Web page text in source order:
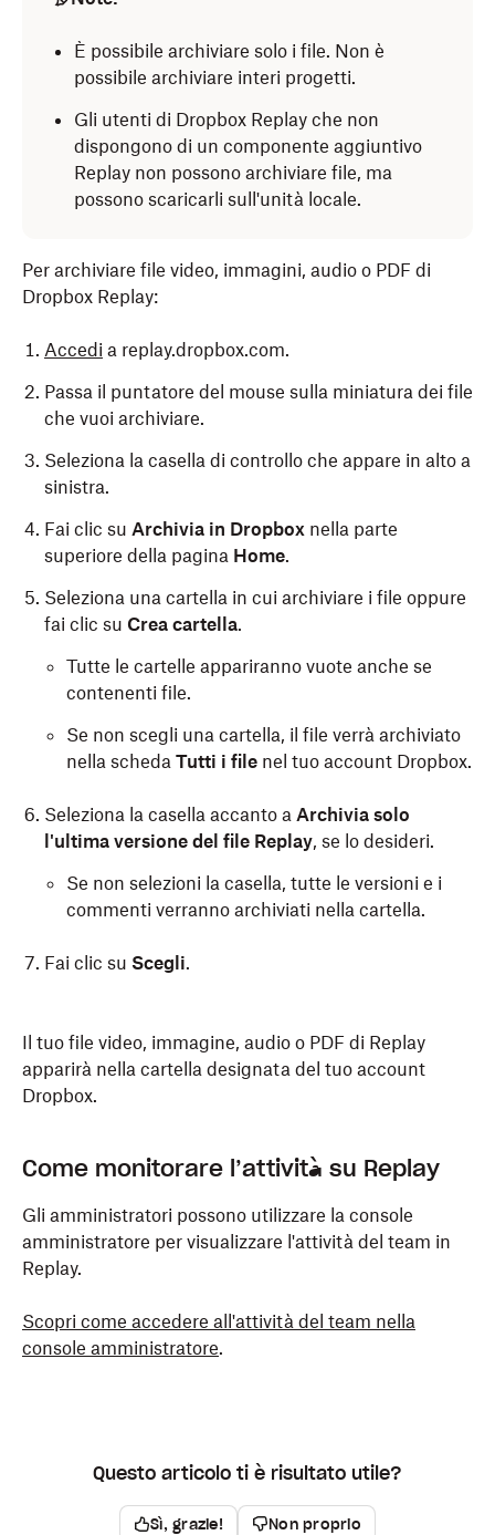
È possibile archiviare solo i file. Non è
possibile archiviare interi progetti.
Gli utenti di Dropbox Replay che non
dispongono di un componente aggiuntivo
Replay non possono archiviare file, ma
possono scaricarli sull'unità locale.
Per archiviare file video, immagini, audio o PDF di
Dropbox Replay:
Accedi a replay.dropbox.com.
Passa il puntatore del mouse sulla miniatura dei file
che vuoi archiviare.
Seleziona la casella di controllo che appare in alto a
sinistra.
Fai clic su Archivia in Dropbox nella parte
superiore della pagina Home.
Seleziona una cartella in cui archiviare i file oppure
fai clic su Crea cartella.
Tutte le cartelle appariranno vuote anche se
contenenti file.
Se non scegli una cartella, il file verrà archiviato
nella scheda Tutti i file nel tuo account Dropbox.
Seleziona la casella accanto a Archivia solo
l'ultima versione del file Replay, se lo desideri.
Se non selezioni la casella, tutte le versioni e i
commenti verranno archiviati nella cartella.
Fai clic su Scegli.
Il tuo file video, immagine, audio o PDF di Replay
apparirà nella cartella designata del tuo account
Dropbox.
Come monitorare l’attività su Replay
Gli amministratori possono utilizzare la console
amministratore per visualizzare l'attività del team in
Replay.
Scopri come accedere all'attività del team nella
console amministratore.
Questo articolo ti è risultato utile?
Sì, grazie! Non proprio